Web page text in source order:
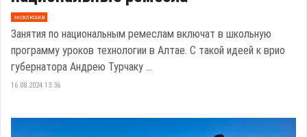
эксклюзив
Занятия по национальным ремеслам включат в школьную
программу уроков технологии в Алтае. С такой идеей к врио
губернатора Андрею Турчаку ...
16.08.2024 13:36